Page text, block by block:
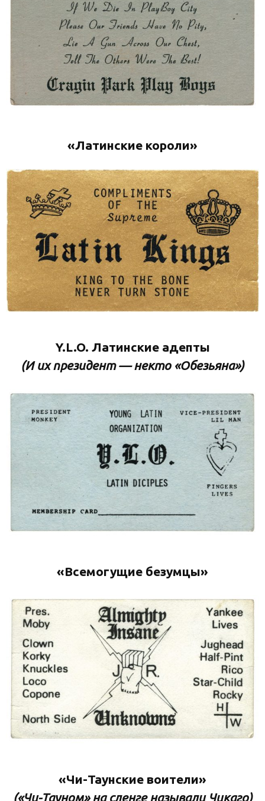
«Латинские короли»
Y.L.O. Латинские адепты
(И их президент — некто «Обезьяна»)
«Всемогущие безумцы»
«Чи-Таунские воители»
(«Чи-Тауном» на сленге называли Чикаго)